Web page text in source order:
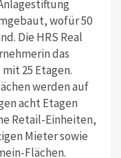
wofür 50
Die HRS Real
das
25 Etagen.
werden auf
acht Etagen
Retail-Einheiten,
Mieter sowie
Flächen.